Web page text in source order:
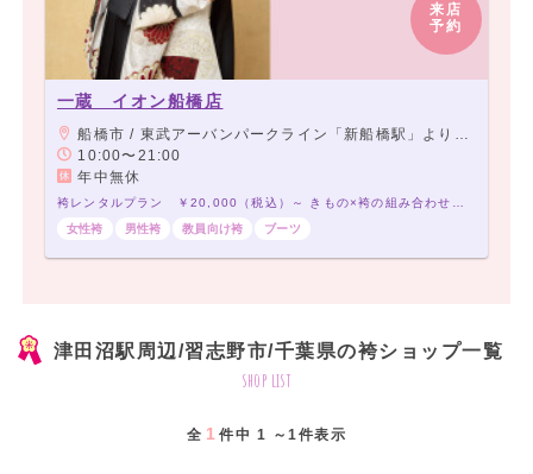
来店
予約
一蔵 イオン船橋店
船橋市 / 東武アーバンパークライン「新船橋駅」より徒歩4分
10:00〜21:00
年中無休
女性袴
男性袴 教員向け袴 ブーツ
津田沼駅周辺/習志野市/千葉県の袴ショップ一覧
shop list
全 1 件中 1 ～1件表示